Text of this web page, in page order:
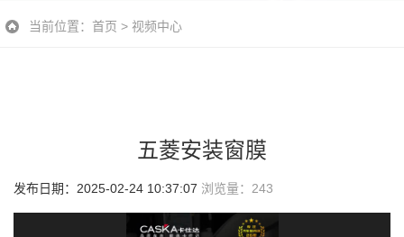
当前位置： 首页 > 视频中心
五菱安装窗膜
发布日期：2025-02-24 10:37:07 浏览量： 243